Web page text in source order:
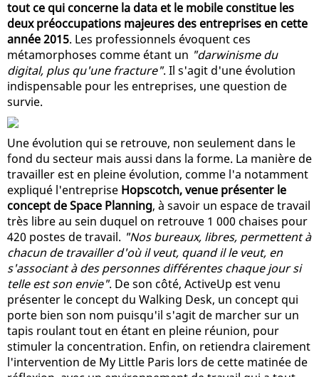
tout ce qui concerne la data et le mobile constitue les
deux préoccupations majeures des entreprises en cette
année 2015. Les professionnels évoquent ces
métamorphoses comme étant un "darwinisme du
digital, plus qu'une fracture". Il s'agit d'une évolution
indispensable pour les entreprises, une question de
survie.
Une évolution qui se retrouve, non seulement dans le
fond du secteur mais aussi dans la forme. La manière de
travailler est en pleine évolution, comme l'a notamment
expliqué l'entreprise Hopscotch, venue présenter le
concept de Space Planning, à savoir un espace de travail
très libre au sein duquel on retrouve 1 000 chaises pour
420 postes de travail. "Nos bureaux, libres, permettent à
chacun de travailler d'où il veut, quand il le veut, en
s'associant à des personnes différentes chaque jour si
telle est son envie". De son côté, ActiveUp est venu
présenter le concept du Walking Desk, un concept qui
porte bien son nom puisqu'il s'agit de marcher sur un
tapis roulant tout en étant en pleine réunion, pour
stimuler la concentration. Enfin, on retiendra clairement
l'intervention de My Little Paris lors de cette matinée de